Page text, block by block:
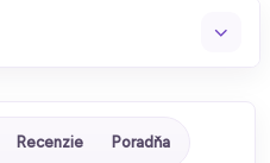
Recenzie Poradňa